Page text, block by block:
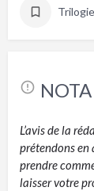
Trilogie
L’avis de la
prétendons
prendre
laisser votre